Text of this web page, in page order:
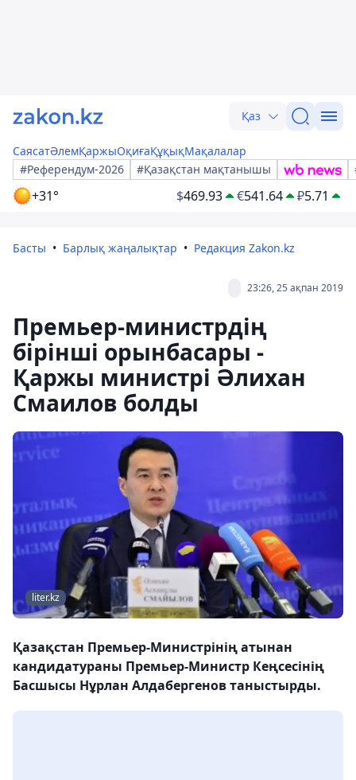
Қаз
СаясатӘлемҚаржыОқиғаҚұқықМақалалар
#Референдум-2026
#Қазақстан мақтанышы
+31° $469.93 €541.64 ₽5.71
Басты Барлық жаңалықтар Редакция Zakon.kz
23:26, 25 ақпан 2019
Премьер-министрдің
бірінші орынбасары -
Қаржы министрі Әлихан
Смаилов болды
liter.kz
Қазақстан Премьер-Министрінің атынан
кандидатураны Премьер-Министр Кеңсесінің
Басшысы Нұрлан Алдабергенов таныстырды.